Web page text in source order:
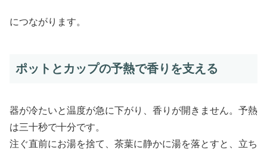
につながります。
ポットとカップの予熱で香りを支える
器が冷たいと温度が急に下がり、香りが開きません。予熱
は三十秒で十分です。
注ぐ直前にお湯を捨て、茶葉に静かに湯を落とすと、立ち